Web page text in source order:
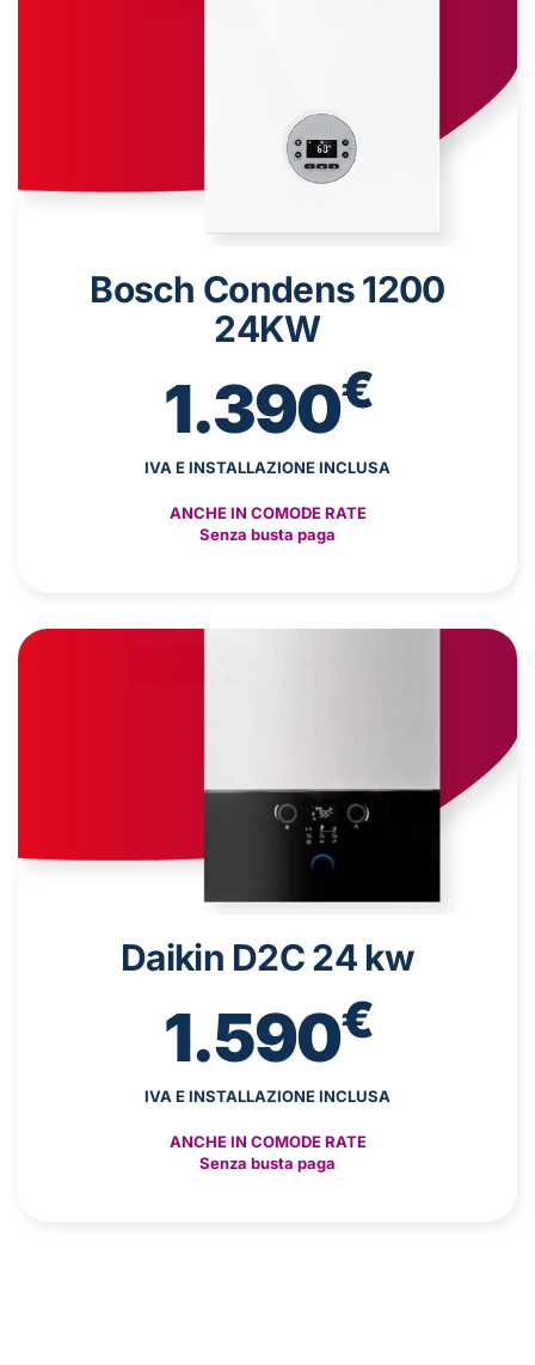
Bosch Condens 1200
24KW
1.390€
IVA E INSTALLAZIONE INCLUSA
ANCHE IN COMODE RATE
Senza busta paga
Daikin D2C 24 kw
1.590€
IVA E INSTALLAZIONE INCLUSA
ANCHE IN COMODE RATE
Senza busta paga